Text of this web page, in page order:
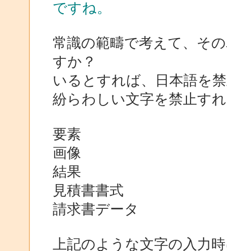
ですね。
常識の範疇で考えて、そ
すか？
いるとすれば、日本語を
紛らわしい文字を禁止す
要素
画像
結果
見積書書式
請求書データ
上記のような文字の入力